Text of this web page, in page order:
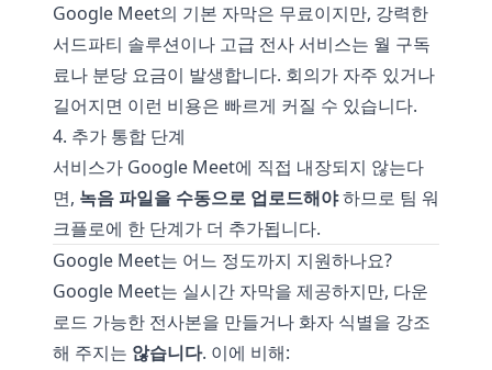
Google Meet의 기본 자막은 무료이지만, 강력한
서드파티 솔루션이나 고급 전사 서비스는 월 구독
료나 분당 요금이 발생합니다. 회의가 자주 있거나
길어지면 이런 비용은 빠르게 커질 수 있습니다.
4. 추가 통합 단계
서비스가 Google Meet에 직접 내장되지 않는다
면, 녹음 파일을 수동으로 업로드해야하므로 팀 워
크플로에 한 단계가 더 추가됩니다.
Google Meet는 어느 정도까지 지원하나요?
Google Meet는 실시간 자막을 제공하지만, 다운
로드 가능한 전사본을 만들거나 화자 식별을 강조
해 주지는 않습니다. 이에 비해: